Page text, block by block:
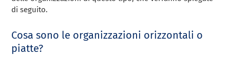
di seguito.
Cosa sono le organizzazioni orizzontali o
piatte?